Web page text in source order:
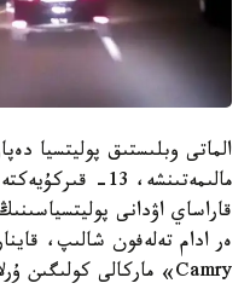
الماتى وبلىستىق پوليتسيا
Camry» ماركالى كولىگىن ۇرلاپ كەتكەنى تۋرالى ارىزدانعان.